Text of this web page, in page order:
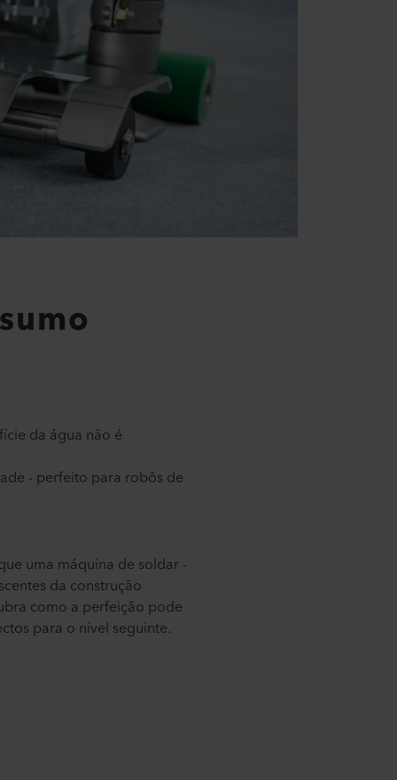
da água não é
- perfeito para robôs de
uma máquina de soldar -
da construção
como a perfeição pode
para o nível seguinte.